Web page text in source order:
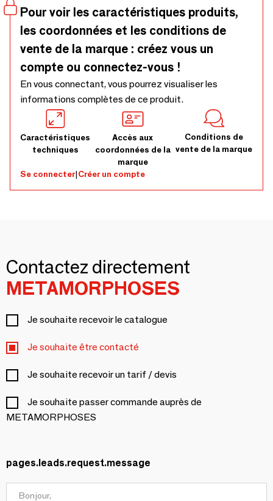
Pour voir les caractéristiques produits,
les coordonnées et les conditions de
vente de la marque : créez vous un
compte ou connectez-vous !
En vous connectant, vous pourrez visualiser les
informations complètes de ce produit.
Caractéristiques
techniques
Accès aux
coordonnées de la
marque
Conditions de
vente de la marque
Se connecter|Créer un compte
Contactez directement
METAMORPHOSES
Je souhaite recevoir le catalogue
Je souhaite être contacté
Je souhaite recevoir un tarif / devis
Je souhaite passer commande auprès de
METAMORPHOSES
pages.leads.request.message